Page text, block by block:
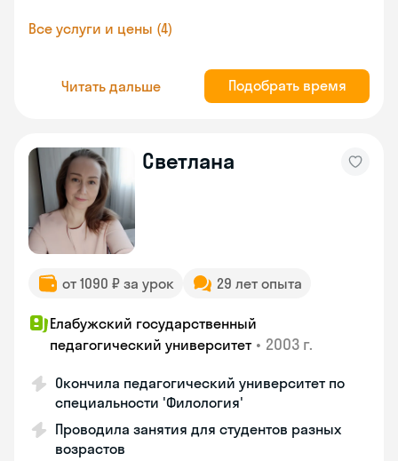
Все услуги и цены (4)
Читать дальше Подобрать время
Светлана
от 1090 ₽ за урок 29 лет опыта
Елабужский государственный
педагогический университет • 2003 г.
Окончила педагогический университет по
специальности 'Филология'
Проводила занятия для студентов разных
возрастов